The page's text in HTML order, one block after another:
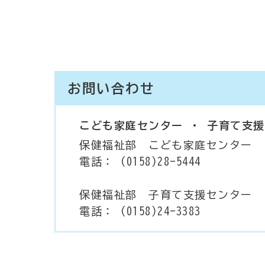
お問い合わせ
こども家庭センター ・ 子育て支
保健福祉部 こども家庭センター
電話： (0158)28-5444
保健福祉部 子育て支援センター
電話： (0158)24-3383